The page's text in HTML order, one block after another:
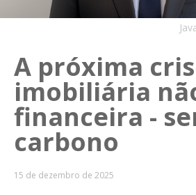
A próxima
imobiliária
financeira -
carbono
15 de dezembro de 2025